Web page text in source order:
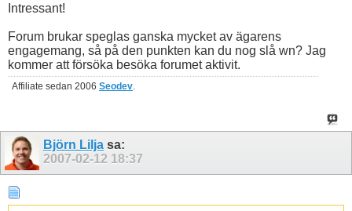
Intressant!
Forum brukar speglas ganska mycket av ägarens
engagemang, så på den punkten kan du nog slå wn? Jag
kommer att försöka besöka forumet aktivit.
Affiliate sedan 2006 Seodev.
Björn Lilja sa:
2007-02-12 18:37